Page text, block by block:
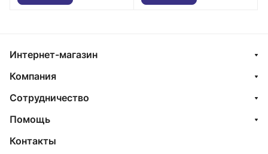
Интернет-магазин
Компания
Сотрудничество
Помощь
Контакты